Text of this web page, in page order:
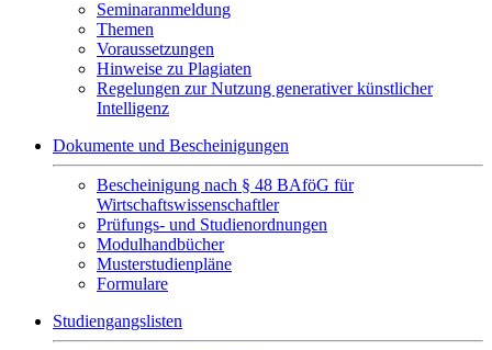
Seminaranmeldung
Themen
Voraussetzungen
Hinweise zu Plagiaten
Regelungen zur Nutzung generativer künstlicher
Intelligenz
Dokumente und Bescheinigungen
Bescheinigung nach § 48 BAföG für
Wirtschaftswissenschaftler
Prüfungs- und Studienordnungen
Modulhandbücher
Musterstudienpläne
Formulare
Studiengangslisten